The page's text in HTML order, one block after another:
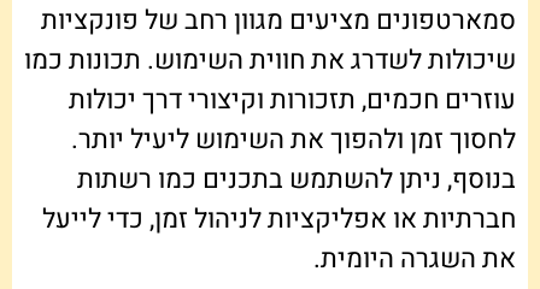
סמארטפונים מציעים מגוון רחב של פונקציות
שיכולות לשדרג את חווית השימוש. תכונות כמו
עוזרים חכמים, תזכורות וקיצורי דרך יכולות
לחסוך זמן ולהפוך את השימוש ליעיל יותר.
בנוסף, ניתן להשתמש בתכנים כמו רשתות
חברתיות או אפליקציות לניהול זמן, כדי לייעל
את השגרה היומית.